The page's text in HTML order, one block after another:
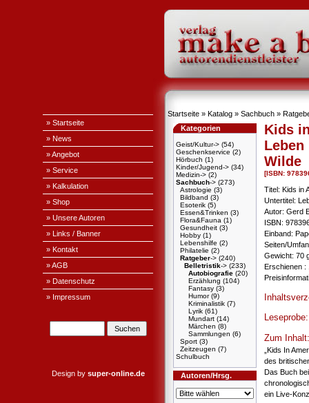
» Startseite
» News
» Angebot
» Service
» Kalkulation
» Shop
» Unsere Autoren
» Links / Banner
» Kontakt
» AGB
» Datenschutz
» Impressum
Design by super-online.de
Startseite » Katalog » Sachbuch »
Kategorien
Geist/Kultur-> (54)
Geschenkservice (2)
Hörbuch (1)
Kinder/Jugend-> (34)
Medizin-> (2)
Sachbuch-> (273)
Astrologie (3)
Bildband (3)
Esoterik (5)
Essen&Trinken (3)
Flora&Fauna (1)
Gesundheit (3)
Hobby (1)
Lebenshilfe (2)
Philatelie (2)
Ratgeber-> (240)
Belletristik-> (233)
Autobiografie (20)
Erzählung (104)
Fantasy (3)
Humor(9)
Kriminalistik (7)
Lyrik (61)
Mundart (14)
Märchen (8)
Sammlungen (6)
Sport (3)
Zeitzeugen (7)
Schulbuch
Autoren/Hrsg.
Kids
Wilde
[ISBN:
Titel: Kids in
Untertitel:
Autor: Gerd
ISBN:
Einband:
Seiten/
Gewicht: 70
Erschienen :
Zum Inhalt:
„Kids In
des
Das Buch
ein Live-